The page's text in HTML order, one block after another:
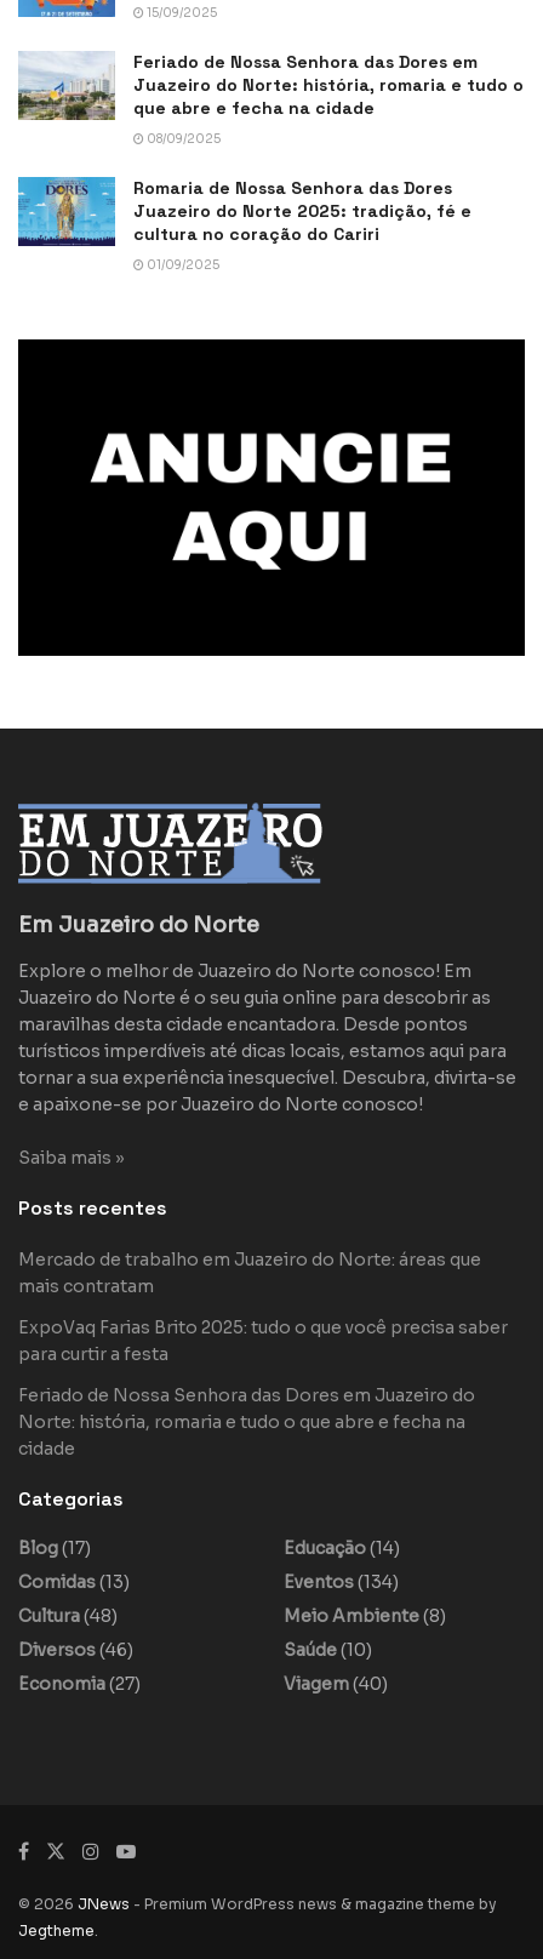
15/09/2025
Feriado de Nossa Senhora das Dores em
Juazeiro do Norte: história, romaria e tudo o
que abre e fecha na cidade
08/09/2025
Romaria de Nossa Senhora das Dores
Juazeiro do Norte 2025: tradição, fé e
cultura no coração do Cariri
01/09/2025
Em Juazeiro do Norte
Explore o melhor de Juazeiro do Norte conosco! Em
Juazeiro do Norte é o seu guia online para descobrir as
maravilhas desta cidade encantadora. Desde pontos
turísticos imperdíveis até dicas locais, estamos aqui para
tornar a sua experiência inesquecível. Descubra, divirta-se
e apaixone-se por Juazeiro do Norte conosco!
Saiba mais »
Posts recentes
Mercado de trabalho em Juazeiro do Norte: áreas que
mais contratam
ExpoVaq Farias Brito 2025: tudo o que você precisa saber
para curtir a festa
Feriado de Nossa Senhora das Dores em Juazeiro do
Norte: história, romaria e tudo o que abre e fecha na
cidade
Categorias
Blog(17)
Comidas(13)
Cultura(48)
Diversos(46)
Economia(27)
Educação(14)
Eventos(134)
Meio Ambiente(8)
Saúde(10)
Viagem(40)
© 2026 JNews - Premium WordPress news & magazine theme by
Jegtheme.